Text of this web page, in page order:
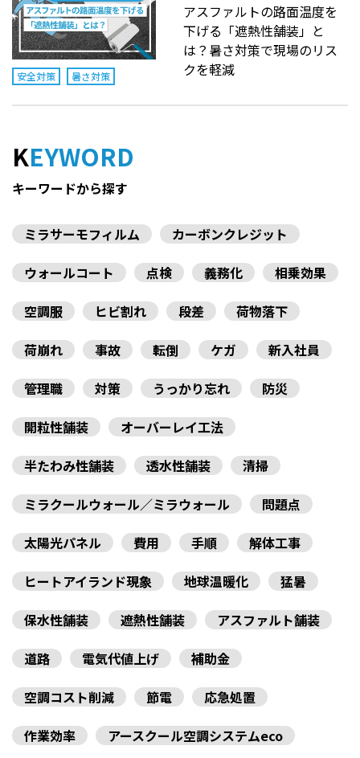
安全対策 暑さ対策
アスファルトの路面温度を
下げる「遮熱性舗装」と
は？暑さ対策で現場のリス
クを軽減
KEYWORD
キーワードから探す
ミラサーモフィルム
カーボンクレジット
ウォールコート
点検 義務化
相乗効果
空調服
ヒビ割れ 段差
荷物落下
荷崩れ
事故 転倒 ケガ
新入社員
管理職
対策 うっかり忘れ
防災
開粒性舗装
オーバーレイ工法
半たわみ性舗装
透水性舗装
清掃
ミラクールウォール／ミラウォール
問題点
太陽光パネル
費用 手順
解体工事
ヒートアイランド現象
地球温暖化
猛暑
保水性舗装
遮熱性舗装
アスファルト舗装
道路
電気代値上げ
補助金
空調コスト削減
節電
応急処置
作業効率
アースクール空調システムeco